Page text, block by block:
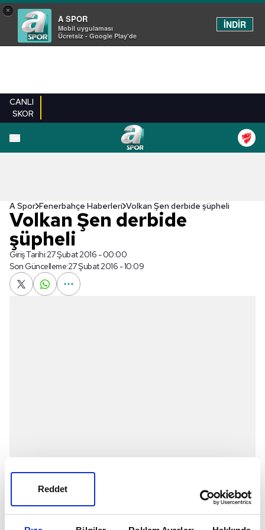
Reddet
×
A SPOR
Mobil uygulaması
Ücretsiz - Google Play'de
İNDİR
CANLI
SKOR
A Spor Fenerbahçe Haberleri Volkan Şen derbide şüpheli
Volkan Şen derbide
şüpheli
Giriş Tarihi:27 Şubat 2016 - 00:00
Son Güncelleme:27 Şubat 2016 - 10:09
Lokomotiv Moskova maçının uzatma dakikalarında
ayağına aldığı darbeyle yerde kalan Volkan Şen, 90